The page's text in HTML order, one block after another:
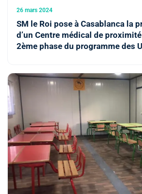
26 mars 2024
SM le Roi pose à Casablanca la
d’un Centre médical de
2ème phase du programme des